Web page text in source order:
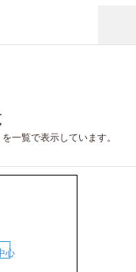
一覧で表示しています。
2